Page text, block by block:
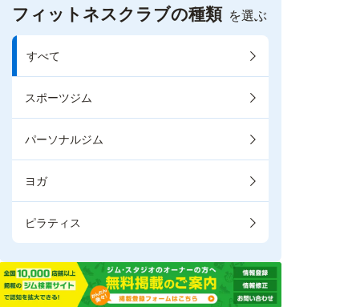
フィットネスクラブの種類 を選ぶ
すべて
スポーツジム
パーソナルジム
ヨガ
ピラティス